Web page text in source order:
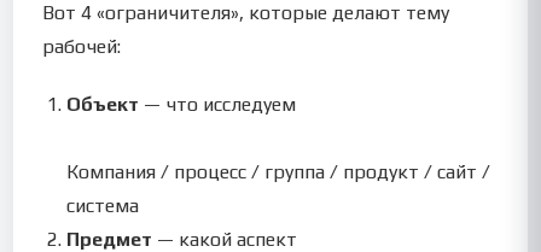
Вот 4 «ограничителя», которые делают тему
рабочей:
Объект — что исследуем
Компания / процесс / группа / продукт / сайт /
система
Предмет — какой аспект